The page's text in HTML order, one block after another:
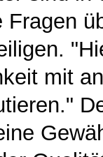
Fragen
mit